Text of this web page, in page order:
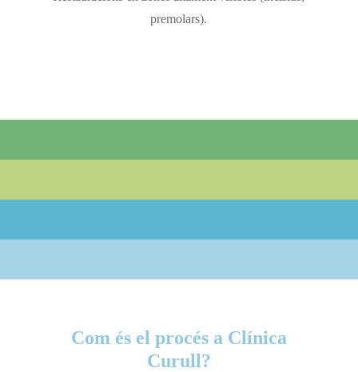
premolars).
Com és el procés a Clínica
Curull?